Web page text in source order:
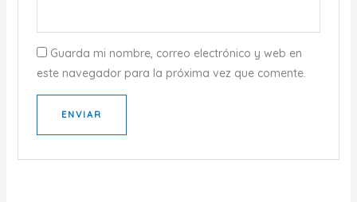
Guarda mi nombre, correo electrónico y web en
este navegador para la próxima vez que comente.